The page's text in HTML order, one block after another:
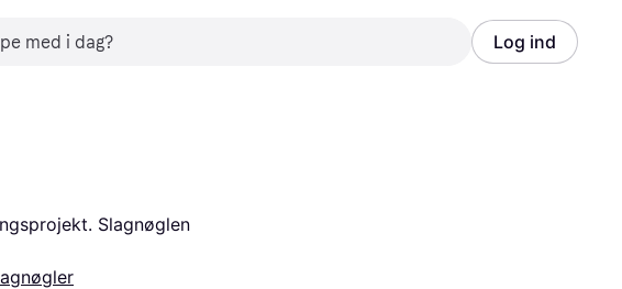
Log ind
Slagnøglen